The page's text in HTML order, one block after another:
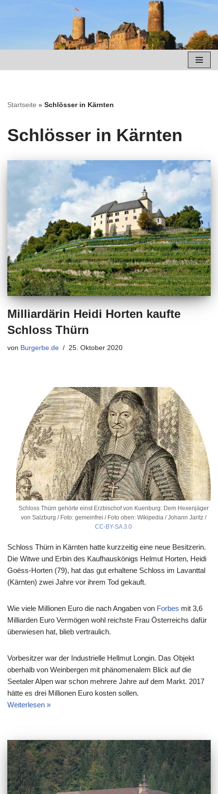
springen
Startseite » Schlösser in Kärnten
Schlösser in Kärnten
Milliardärin Heidi Horten kaufte
Schloss Thürn
von Burgerbe.de 25. Oktober 2020
Schloss Thürn gehörte einst Erzbischof von Kuenburg: Dem Hexenjäger
von Salzburg / Foto: gemeinfrei / Foto oben: Wikipedia / Johann Jaritz /
CC-BY-SA 3.0
Schloss Thürn in Kärnten hatte kurzzeitig eine neue Besitzerin.
Die Witwe und Erbin des Kaufhauskönigs Helmut Horten, Heidi
Goëss-Horten (79), hat das gut erhaltene Schloss im Lavanttal
(Kärnten) zwei Jahre vor ihrem Tod gekauft.
Wie viele Millionen Euro die nach Angaben von Forbes mit 3,6
Milliarden Euro Vermögen wohl reichste Frau Österreichs dafür
überwiesen hat, blieb vertraulich.
Vorbesitzer war der Industrielle Hellmut Longin. Das Objekt
oberhalb von Weinbergen mit phänomenalem Blick auf die
Seetaler Alpen war schon mehrere Jahre auf dem Markt. 2017
hätte es drei Millionen Euro kosten sollen.
Weiterlesen »